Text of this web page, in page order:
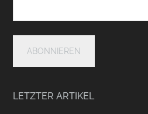
LETZTER ARTIKEL